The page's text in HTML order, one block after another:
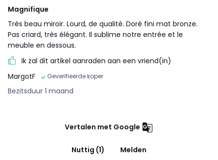
Magnifique
Très beau miroir. Lourd, de qualité. Doré fini mat bronze.
Pas criard, très élégant. Il sublime notre entrée et le
meuble en dessous.
Ik zal dit artikel aanraden aan een vriend(in)
MargotF
Geverifieerde koper
Bezitsduur 1 maand
Vertalen met Google
Nuttig (1)
Melden